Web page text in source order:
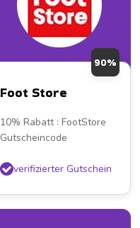
90%
Foot Store
10% Rabatt : FootStore
Gutscheincode
verifizierter Gutschein